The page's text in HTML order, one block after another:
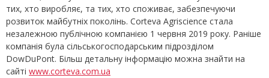
тих, хто виробляє, та тих, хто споживає, забезпечуючи
розвиток майбутніх поколінь. Corteva Agriscience стала
незалежною публічною компанією 1 червня 2019 року. Раніше
компанія була сільськогосподарським підрозділом
DowDuPont. Більш детальну інформацію можна знайти на
сайті www.corteva.com.ua